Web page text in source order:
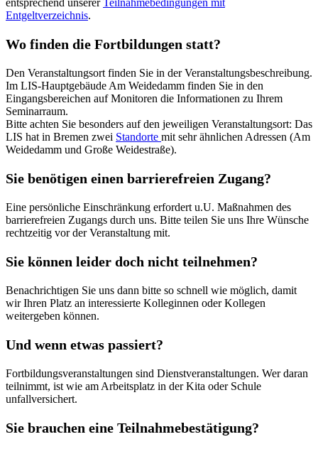
Entgeltverzeichnis.
Wo finden die Fortbildungen statt?
Den Veranstaltungsort finden Sie in der Veranstaltungsbeschreibung.
Im LIS-Hauptgebäude Am Weidedamm finden Sie in den
Eingangsbereichen auf Monitoren die Informationen zu Ihrem
Seminarraum.
Bitte achten Sie besonders auf den jeweiligen Veranstaltungsort: Das
LIS hat in Bremen zwei Standorte mit sehr ähnlichen Adressen (Am
Weidedamm und Große Weidestraße).
Sie benötigen einen barrierefreien Zugang?
Eine persönliche Einschränkung erfordert u.U. Maßnahmen des
barrierefreien Zugangs durch uns. Bitte teilen Sie uns Ihre Wünsche
rechtzeitig vor der Veranstaltung mit.
Sie können leider doch nicht teilnehmen?
Benachrichtigen Sie uns dann bitte so schnell wie möglich, damit
wir Ihren Platz an interessierte Kolleginnen oder Kollegen
weitergeben können.
Und wenn etwas passiert?
Fortbildungsveranstaltungen sind Dienstveranstaltungen. Wer daran
teilnimmt, ist wie am Arbeitsplatz in der Kita oder Schule
unfallversichert.
Sie brauchen eine Teilnahmebestätigung?